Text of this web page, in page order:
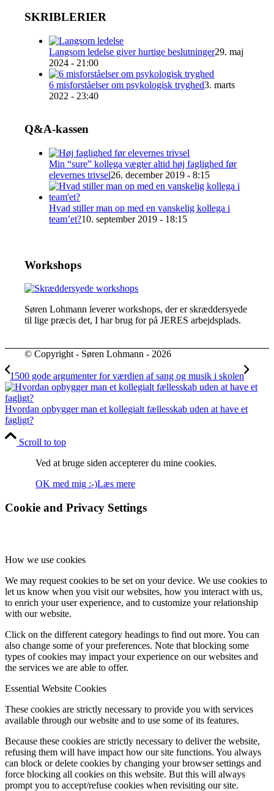
SKRIBLERIER
Langsom ledelse giver hurtige beslutninger29. maj
2024 - 21:00
6 misforståelser om psykologisk tryghed3. marts
2022 - 23:40
Q&A-kassen
Min “sure” kollega vægter altid høj faglighed før
elevernes trivsel26. december 2019 - 8:15
Hvad stiller man op med en vanskelig kollega i
team’et?10. september 2019 - 18:15
Workshops
Søren Lohmann leverer workshops, der er skræddersyede
til lige præcis det, I har brug for på JERES arbejdsplads.
© Copyright - Søren Lohmann - 2026
1500 gode argumenter for værdien af sang og musik i skolen
Hvordan opbygger man et kollegialt fællesskab uden at have et
fagligt?
Scroll to top
Ved at bruge siden accepterer du mine cookies.
OK med mig :-)Læs mere
Cookie and Privacy Settings
How we use cookies
We may request cookies to be set on your device. We use cookies to
let us know when you visit our websites, how you interact with us,
to enrich your user experience, and to customize your relationship
with our website.
Click on the different category headings to find out more. You can
also change some of your preferences. Note that blocking some
types of cookies may impact your experience on our websites and
the services we are able to offer.
Essential Website Cookies
These cookies are strictly necessary to provide you with services
available through our website and to use some of its features.
Because these cookies are strictly necessary to deliver the website,
refusing them will have impact how our site functions. You always
can block or delete cookies by changing your browser settings and
force blocking all cookies on this website. But this will always
prompt you to accept/refuse cookies when revisiting our site.